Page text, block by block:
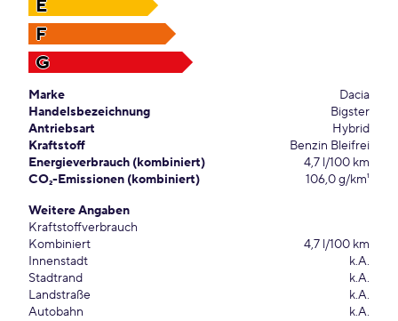
E
F
G
Marke
Dacia
Handelsbezeichnung
Bigster
Antriebsart
Hybrid
Kraftstoff
Benzin Bleifrei
Energieverbrauch (kombiniert)
4,7 l/100 km
CO₂-Emissionen (kombiniert)
106,0 g/km¹
Weitere Angaben
Kraftstoffverbrauch
Kombiniert
4,7 l/100 km
Innenstadt
k.A.
Stadtrand
k.A.
Landstraße
k.A.
Autobahn
k.A.